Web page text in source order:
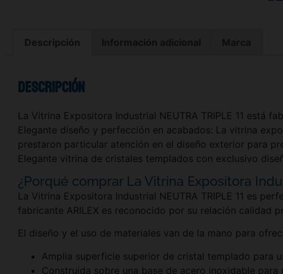
Descripción
Descripción
La Vitrina Expositora Industrial NEUTRA TRIPLE 11 está
Elegante diseño y perfección en acabados: La vitrina
prestaron particular atención en el diseño exterior para
Elegante vitrina de cristales templados con exclusivo
¿Porqué comprar La Vitrina Expositora
La Vitrina Expositora Industrial NEUTRA TRIPLE 11 es
fabricante ARILEX es reconocido por su relación calidad
El diseño y el uso de materiales van de la mano para
Amplia superficie superior de cristal templado para
Construida sobre una base de acero inoxidable